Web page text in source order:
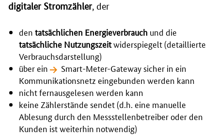
digitaler Stromzähler, der
den tatsächlichen Energieverbrauch und die
tatsächliche Nutzungszeitwiderspiegelt (detaillierte
Verbrauchsdarstellung)
über ein
Smart-Meter-Gatewaysicher in ein
Kommunikationsnetz eingebunden werden kann
nicht fernausgelesen werden kann
keine Zählerstände sendet (d.h. eine manuelle
Ablesung durch den Messstellenbetreiber oder den
Kunden ist weiterhin notwendig)